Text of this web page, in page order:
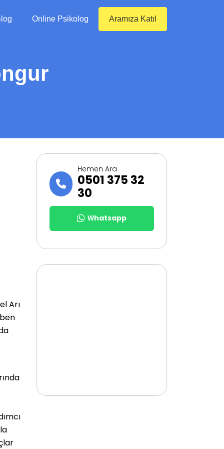
Online Psikolog Aramıza Katıl
Arı
Hemen Ara
0501 375 32
30
Whatsapp